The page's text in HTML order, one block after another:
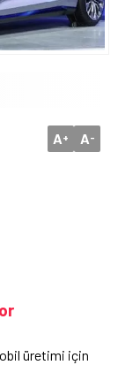
A+ A-
üretimi için